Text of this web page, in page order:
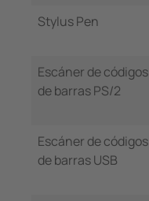
Stylus Pen
Escáner de códigos
de barras PS/2
Escáner de códigos
de barras USB